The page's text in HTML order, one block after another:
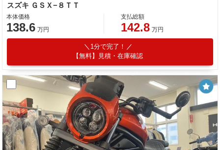
スズキ ＧＳＸ−８ＴＴ
本体価格
138.6 万円
支払総額
142.8 万円
1分で完了！
【無料】見積・在庫確認